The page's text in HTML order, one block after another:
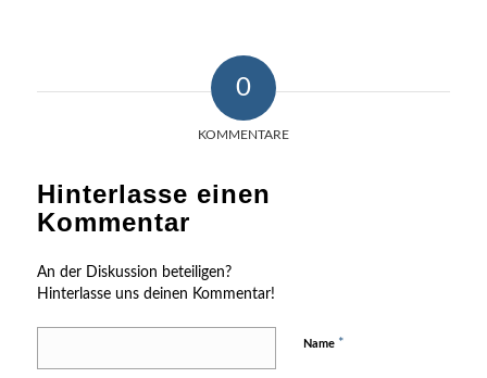
0
KOMMENTARE
Hinterlasse einen
Kommentar
An der Diskussion beteiligen?
Hinterlasse uns deinen Kommentar!
Name *